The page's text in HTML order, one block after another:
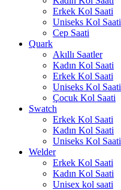
Erkek Kol Saati
Uniseks Kol Saati
Cep Saati
Quark
Akıllı Saatler
Kadın Kol Saati
Erkek Kol Saati
Uniseks Kol Saati
Çocuk Kol Saati
Swatch
Erkek Kol Saati
Kadın Kol Saati
Uniseks Kol Saati
Welder
Erkek Kol Saati
Kadın Kol Saati
Unisex kol saati